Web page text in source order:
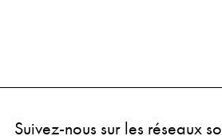
Suivez-nous sur les réseaux